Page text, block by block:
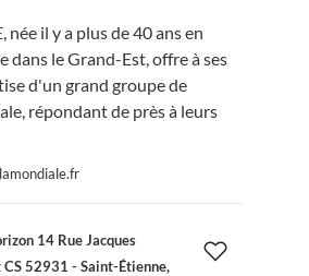
née il y a plus de 40 ans en
dans le Grand-Est, offre à ses
d'un grand groupe de
répondant de près à leurs
14 Rue Jacques
52931 - Saint-Étienne,